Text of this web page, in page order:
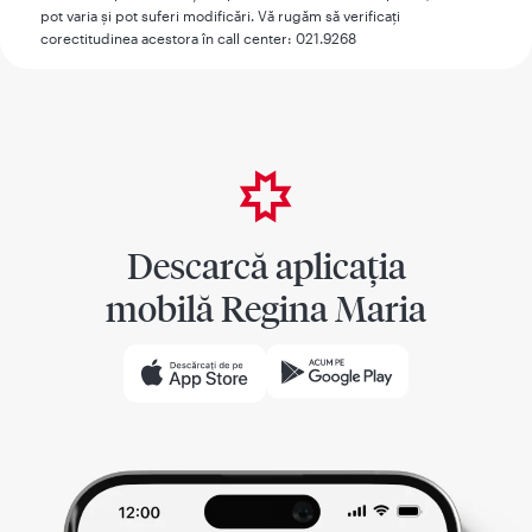
pot varia şi pot suferi modificări. Vă rugăm să verificaţi
corectitudinea acestora în call center: 021.9268
Descarcă aplicația
mobilă Regina Maria